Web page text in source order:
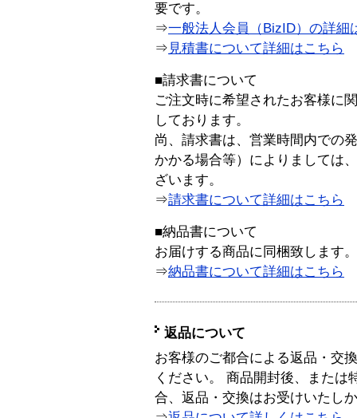
要です。
⇒一般法人会員（BizID）の詳細
⇒ 見積書について詳細はこちら
■請求書について
ご注文時に希望されたお客様に
しております。
尚、請求書は、営業時間内での
かかる場合等）によりましては
ざいます。
⇒請求書について詳細はこちら
■納品書について
お届けする商品に同梱致します。
⇒納品書について詳細はこちら
返品について
お客様のご都合による返品・交
ください。 商品開封後、または
合、返品・交換はお受けいたし